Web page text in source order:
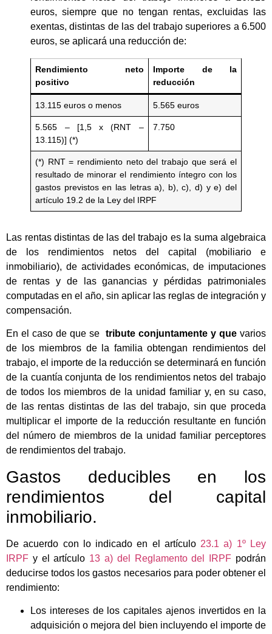
euros, siempre que no tengan rentas, excluidas las
exentas, distintas de las del trabajo superiores a 6.500
euros, se aplicará una reducción de:
Rendimiento neto
positivo
Importe de la
reducción
13.115 euros o menos 5.565 euros
5.565 – [1,5 x (RNT –
13.115)] (*)
7.750
(*) RNT = rendimiento neto del trabajo que será el
resultado de minorar el rendimiento íntegro con los
gastos previstos en las letras a), b), c), d) y e) del
artículo 19.2 de la Ley del IRPF
Las rentas distintas de las del trabajo es la suma algebraica
de los rendimientos netos del capital (mobiliario e
inmobiliario), de actividades económicas, de imputaciones
de rentas y de las ganancias y pérdidas patrimoniales
computadas en el año, sin aplicar las reglas de integración y
compensación.
En el caso de que se tribute conjuntamente y que varios
de los miembros de la familia obtengan rendimientos del
trabajo, el importe de la reducción se determinará en función
de la cuantía conjunta de los rendimientos netos del trabajo
de todos los miembros de la unidad familiar y, en su caso,
de las rentas distintas de las del trabajo, sin que proceda
multiplicar el importe de la reducción resultante en función
del número de miembros de la unidad familiar perceptores
de rendimientos del trabajo.
Gastos deducibles en los
rendimientos del capital
inmobiliario.
De acuerdo con lo indicado en el artículo 23.1 a) 1º Ley
IRPF y el artículo 13 a) del Reglamento del IRPF podrán
deducirse todos los gastos necesarios para poder obtener el
rendimiento:
Los intereses de los capitales ajenos invertidos en la
adquisición o mejora del bien incluyendo el importe de